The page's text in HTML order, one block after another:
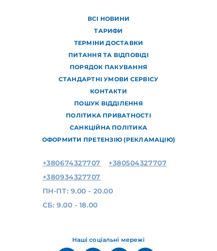
ВСІ НОВИНИ
ТАРИФИ
ТЕРМІНИ ДОСТАВКИ
ПИТАННЯ ТА ВІДПОВІДІ
ПОРЯДОК ПАКУВАННЯ
СТАНДАРТНІ УМОВИ СЕРВІСУ
КОНТАКТИ
ПОШУК ВІДДІЛЕННЯ
ПОЛІТИКА ПРИВАТНОСТІ
САНКЦІЙНА ПОЛІТИКА
ОФОРМИТИ ПРЕТЕНЗІЮ (РЕКЛАМАЦІЮ)
Наші соціальні мережі
+380674327707
+380504327707
+380934327707
ПН-ПТ: 9.00 - 20.00
СБ: 9.00 - 18.00